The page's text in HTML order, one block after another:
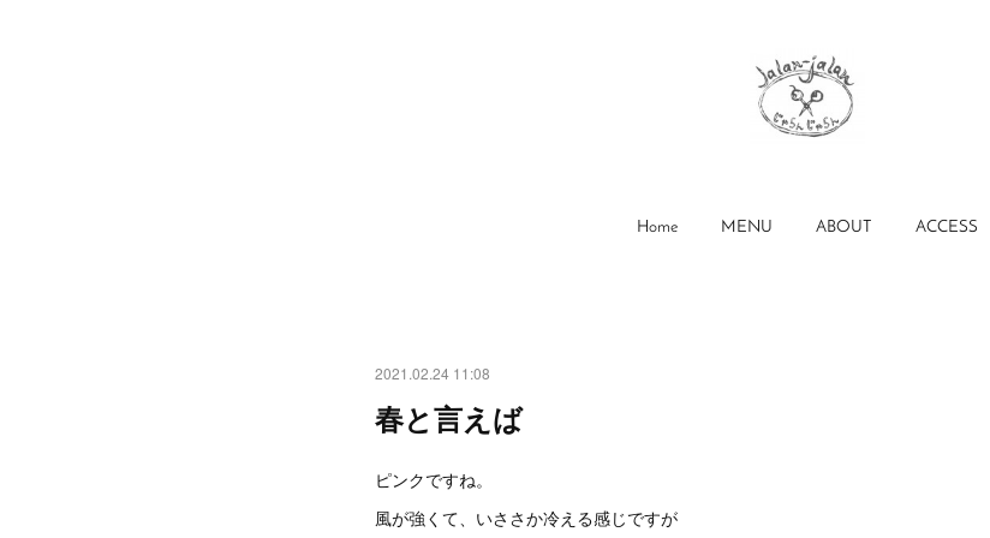
Home MENU ABOUT ACCESS
2021.02.24 11:08
春と言えば
ピンクですね。
風が強くて、いささか冷える感じですが